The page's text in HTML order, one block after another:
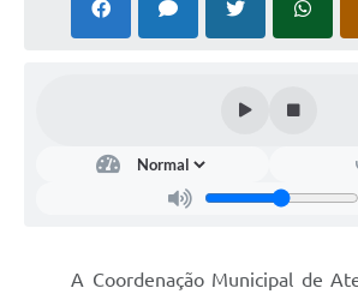
A Coordenação Municipal de